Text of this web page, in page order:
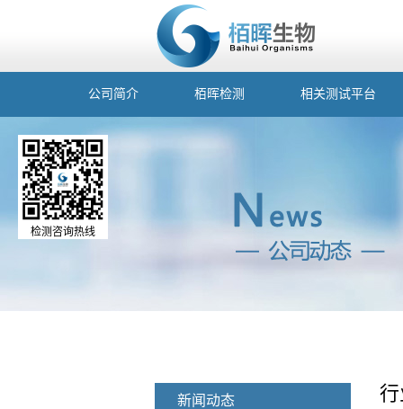
公司简介 栢晖检测 相关测试平台
新闻动态 行
检测咨询热线